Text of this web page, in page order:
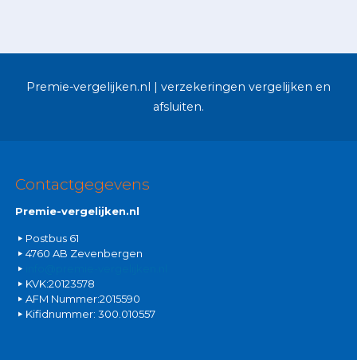
Premie-vergelijken.nl | verzekeringen vergelijken en
afsluiten.
Contactgegevens
Premie-vergelijken.nl
Postbus 61
4760 AB Zevenbergen
KVK:20123578
AFM Nummer:2015590
Kifidnummer: 300.010557